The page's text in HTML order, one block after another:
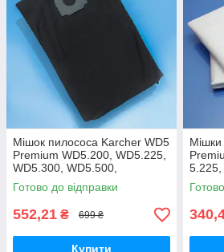
Мішок пилососа Karcher WD5
Premium WD5.200, WD5.225,
WD5.300, WD5.500,
WD5.470, WD5.260,
WD5.400, WD5.450
багаторазовий
Готово до відправки
552,21 ₴ 699 ₴
Купити
5.225,
WD
5.400,
2шт